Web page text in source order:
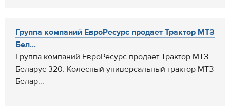
Группа компаний ЕвроРесурс продает Трактор МТЗ
Бел...
Группа компаний ЕвроРесурс продает Трактор МТЗ
Беларус 320. Колесный универсальный трактор МТЗ
Белар...